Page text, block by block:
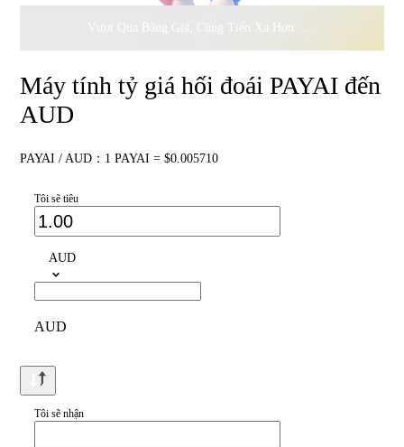
Vượt Qua Băng Giá, Cùng Tiến Xa Hơn ·500.000
Máy tính tỷ giá hối đoái PAYAI đến
AUD
PAYAI / AUD：1 PAYAI = $0.005710
Tôi sẽ tiêu
AUD
AUD
Tôi sẽ nhận